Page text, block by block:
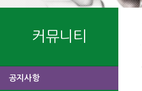
커뮤니티
공지사항